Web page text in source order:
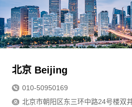
北京 Beijing
010-50950169
北京市朝阳区东三环中路24号楼双